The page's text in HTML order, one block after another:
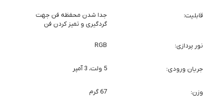
قابلیت
جدا شدن محفظه فن جهت
گردگیری و تمیز کردن فن
نور پردازی RGB
جریان ورودی 5 ولت، 3 آمپر
وزن 67 گرم